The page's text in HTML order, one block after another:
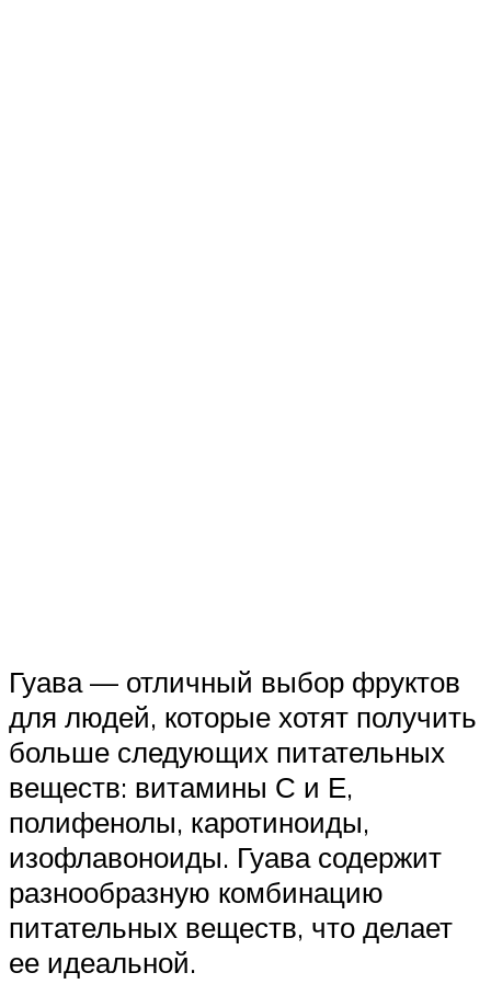
Гуава — отличный выбор фруктов
для людей, которые хотят получить
больше следующих питательных
веществ: витамины С и Е,
полифенолы, каротиноиды,
изофлавоноиды. Гуава содержит
разнообразную комбинацию
питательных веществ, что делает
ее идеальной.